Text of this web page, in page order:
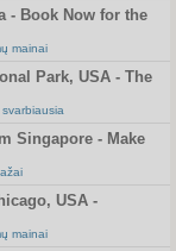
- Book Now for the
mainai
Park, USA - The
svarbiausia
Singapore - Make
USA -
mainai